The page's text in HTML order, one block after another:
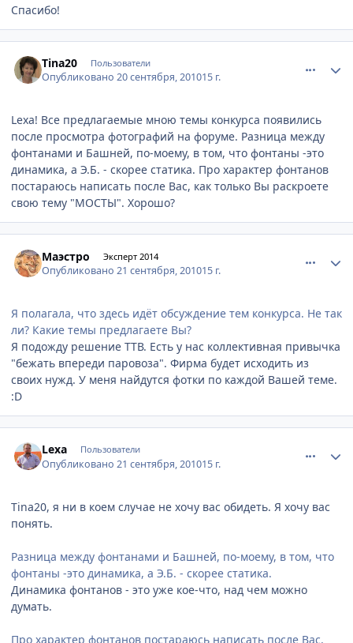
Спасибо!
Tina20 Пользователи
Опубликовано20 сентября, 201015 г.
Lexa! Все предлагаемые мною темы конкурса появились
после просмотра фотографий на форуме. Разница между
фонтанами и Башней, по-моему, в том, что фонтаны -это
динамика, а Э.Б. - скорее статика. Про характер фонтанов
постараюсь написать после Вас, как только Вы раскроете
свою тему "МОСТЫ". Хорошо?
Маэстро Эксперт 2014
Опубликовано21 сентября, 201015 г.
Я полагала, что здесь идёт обсуждение тем конкурса. Не так
ли? Какие темы предлагаете Вы?
Я подожду решение ТТВ. Есть у нас коллективная привычка
"бежать впереди паровоза". Фирма будет исходить из
своих нужд. У меня найдутся фотки по каждой Вашей теме.
:D
Lexa Пользователи
Опубликовано21 сентября, 201015 г.
Tina20, я ни в коем случае не хочу вас обидеть. Я хочу вас
понять.
Разница между фонтанами и Башней, по-моему, в том, что
фонтаны -это динамика, а Э.Б. - скорее статика.
Динамика фонтанов - это уже кое-что, над чем можно
думать.
Про характер фонтанов постараюсь написать после Вас,